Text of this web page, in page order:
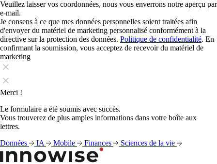
Veuillez laisser vos coordonnées, nous vous enverrons notre aperçu par
e-mail.
Je consens à ce que mes données personnelles soient traitées afin
d'envoyer du matériel de marketing personnalisé conformément à la
directive sur la protection des données. Politique de confidentialité. En
confirmant la soumission, vous acceptez de recevoir du matériel de
marketing
Merci !
Le formulaire a été soumis avec succès.
Vous trouverez de plus amples informations dans votre boîte aux
lettres.
Données
IA Mobile Finances Sciences de la vie